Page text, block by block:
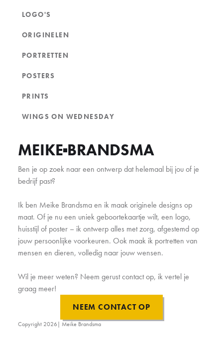
MEIKE BRANDSMA
Ben je op zoek naar een ontwerp dat helemaal bij jou of je
bedrijf past?
Ik ben Meike Brandsma en ik maak originele designs op
maat. Of je nu een uniek geboortekaartje wilt, een logo,
huisstijl of poster – ik ontwerp alles met zorg, afgestemd op
jouw persoonlijke voorkeuren. Ook maak ik portretten van
mensen en dieren, volledig naar jouw wensen.
Wil je meer weten? Neem gerust contact op, ik vertel je
graag meer!
NEEM CONTACT OP
Copyright 2026| Meike Brandsma
LOGO'S
ORIGINELEN
PORTRETTEN
POSTERS
PRINTS
WINGS ON WEDNESDAY